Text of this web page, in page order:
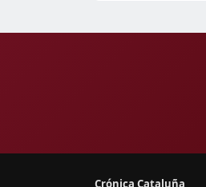
Crónica Cataluña